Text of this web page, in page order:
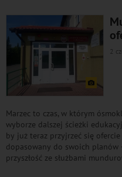
2
Marzec to czas, w którym
wyborze dalszej ścieżki
by już teraz przyjrzeć się
dopasowany do swoich planów
przyszłość ze służbami